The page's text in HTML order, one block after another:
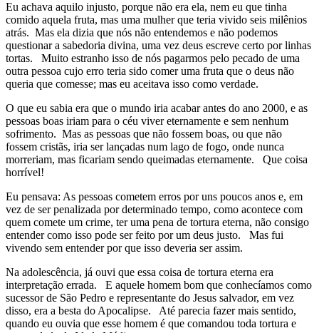
Eu achava aquilo injusto, porque não era ela, nem eu que tinha
comido aquela fruta, mas uma mulher que teria vivido seis milênios
atrás. Mas ela dizia que nós não entendemos e não podemos
questionar a sabedoria divina, uma vez deus escreve certo por linhas
tortas. Muito estranho isso de nós pagarmos pelo pecado de uma
outra pessoa cujo erro teria sido comer uma fruta que o deus não
queria que comesse; mas eu aceitava isso como verdade.
O que eu sabia era que o mundo iria acabar antes do ano 2000, e as
pessoas boas iriam para o céu viver eternamente e sem nenhum
sofrimento. Mas as pessoas que não fossem boas, ou que não
fossem cristãs, iria ser lançadas num lago de fogo, onde nunca
morreriam, mas ficariam sendo queimadas eternamente. Que coisa
horrível!
Eu pensava: As pessoas cometem erros por uns poucos anos e, em
vez de ser penalizada por determinado tempo, como acontece com
quem comete um crime, ter uma pena de tortura eterna, não consigo
entender como isso pode ser feito por um deus justo. Mas fui
vivendo sem entender por que isso deveria ser assim.
Na adolescência, já ouvi que essa coisa de tortura eterna era
interpretação errada. E aquele homem bom que conhecíamos como
sucessor de São Pedro e representante do Jesus salvador, em vez
disso, era a besta do Apocalipse. Até parecia fazer mais sentido,
quando eu ouvia que esse homem é que comandou toda tortura e